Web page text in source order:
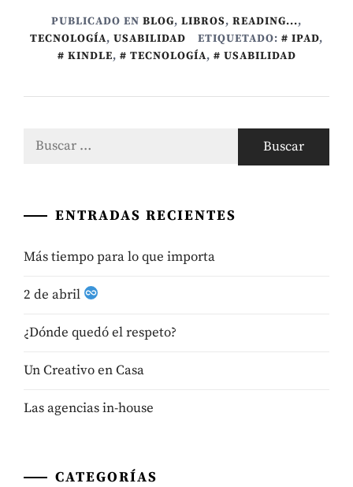
PUBLICADO EN BLOG, LIBROS, READING...,
TECNOLOGÍ­A, USABILIDAD ETIQUETADO: IPAD,
KINDLE, TECNOLOGÍA, USABILIDAD
Buscar:
ENTRADAS RECIENTES
Más tiempo para lo que importa
2 de abril
¿Dónde quedó el respeto?
Un Creativo en Casa
Las agencias in-house
CATEGORÍAS